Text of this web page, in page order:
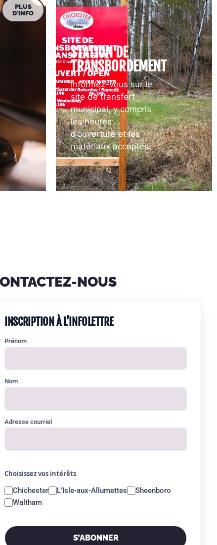
PLUS
D'INFO
STATION DE
TRANSBORDEMENT
Informez-vous sur le
site de transfert
municipal, y compris
les heures
d’ouverture et les
matériaux acceptés.
NOUS
INSCRIPTION À L’INFOLETTRE
Prénom
Nom
Adresse courriel
Choisissez vos intérêts
Chichester
L'Isle-aux-Allumettes
Sheenboro
Waltham
S’ABONNER